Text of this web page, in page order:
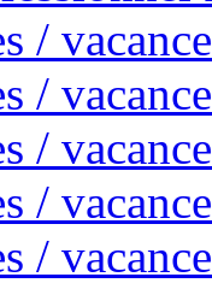
/
/
/
/
/